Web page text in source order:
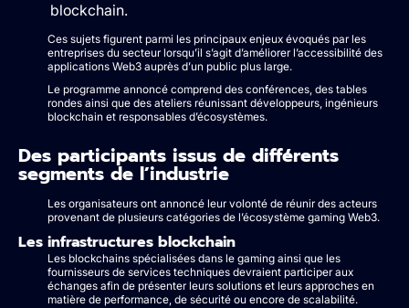
blockchain.
Ces sujets figurent parmi les principaux enjeux évoqués par les
entreprises du secteur lorsqu’il s’agit d’améliorer l’accessibilité des
applications Web3 auprès d’un public plus large.
Le programme annoncé comprend des conférences, des tables
rondes ainsi que des ateliers réunissant développeurs, ingénieurs
blockchain et responsables d’écosystèmes.
Des participants issus de différents
segments de l’industrie
Les organisateurs ont annoncé leur volonté de réunir des acteurs
provenant de plusieurs catégories de l’écosystème gaming Web3.
Les infrastructures blockchain
Les blockchains spécialisées dans le gaming ainsi que les
fournisseurs de services techniques devraient participer aux
échanges afin de présenter leurs solutions et leurs approches en
matière de performance, de sécurité ou encore de scalabilité.